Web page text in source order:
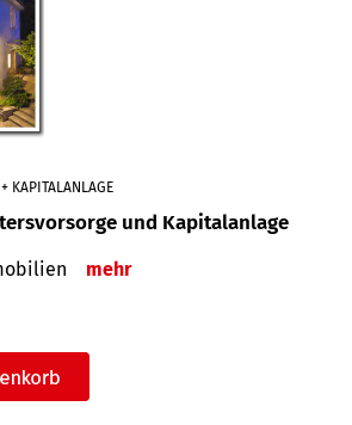
KAPITALANLAGE
und Kapitalanlage
mehr